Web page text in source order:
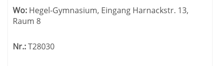
Wo: Hegel-Gymnasium, Eingang Harnackstr. 13,
Raum 8
Nr.:T28030